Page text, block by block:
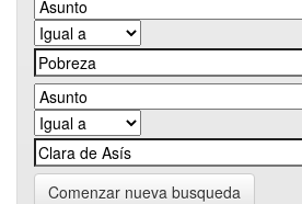
Comenzar nueva busqueda